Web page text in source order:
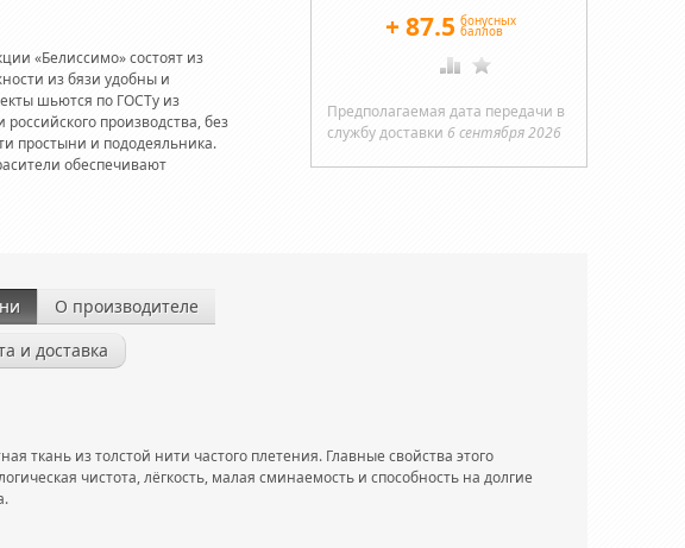
«Белиссимо» состоят из
из бязи удобны и
шьются по ГОСТу из
производства, без
простыни и пододеяльника.
обеспечивают
+87.5 бонусных
баллов
Предполагаемая дата передачи в
службу доставки 6 сентября 2026
О производителе
и доставка
ткань из толстой нити частого плетения. Главные свойства этого
чистота, лёгкость, малая сминаемость и способность на долгие